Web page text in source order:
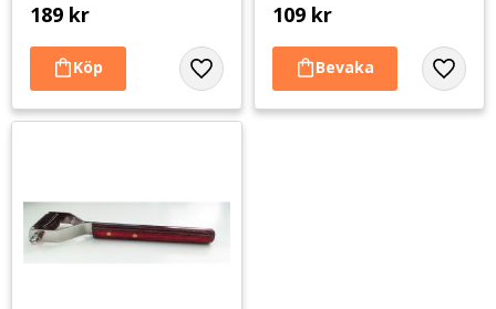
189 kr
Lägg till i favoriter
109 kr
Lägg